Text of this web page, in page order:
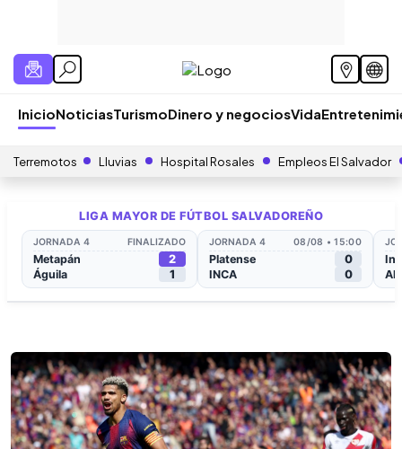
InicioNoticiasTurismoDinero y negociosVida
Terremotos Lluvias Hospital Rosales Empleos El Salvador